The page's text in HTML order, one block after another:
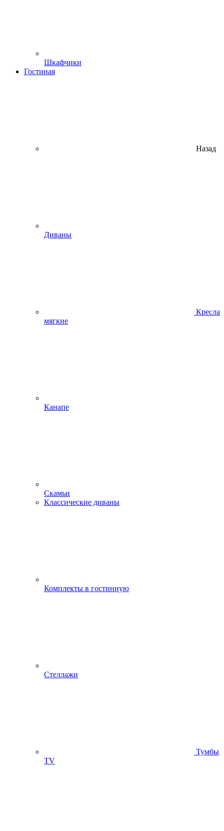
Шкафчики
Гостиная
Назад
Диваны
Кресла
мягкие
Канапе
Скамьи
Классические диваны
Комплекты в гостинную
Стеллажи
Тумбы
ТV